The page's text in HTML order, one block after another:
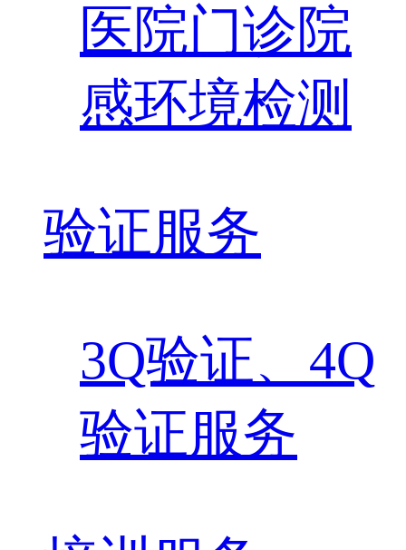
医院门诊院
感环境检测
验证服务
3Q验证、4Q
验证服务